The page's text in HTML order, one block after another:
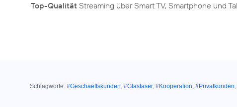
Top-Qualität Streaming über Smart TV, Smartphone und
Schlagworte: #Geschaeftskunden, #Glasfaser, #Kooperation, #Privatkunden,